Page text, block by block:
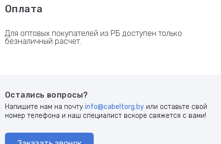
Оплата
Для оптовых покупателей из РБ доступен только
безналичный расчет.
Остались вопросы?
Напишите нам на почту info@cabeltorg.by или оставьте свой
номер телефона и наш специалист вскоре свяжется с вами!